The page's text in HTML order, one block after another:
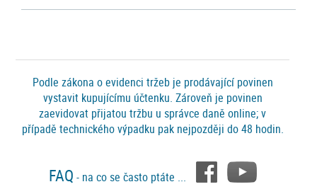
Podle zákona o evidenci tržeb je prodávající povinen
vystavit kupujícímu účtenku. Zároveň je povinen
zaevidovat přijatou tržbu u správce daně online; v
případě technického výpadku pak nejpozději do 48 hodin.
FAQ - na co se často ptáte ...